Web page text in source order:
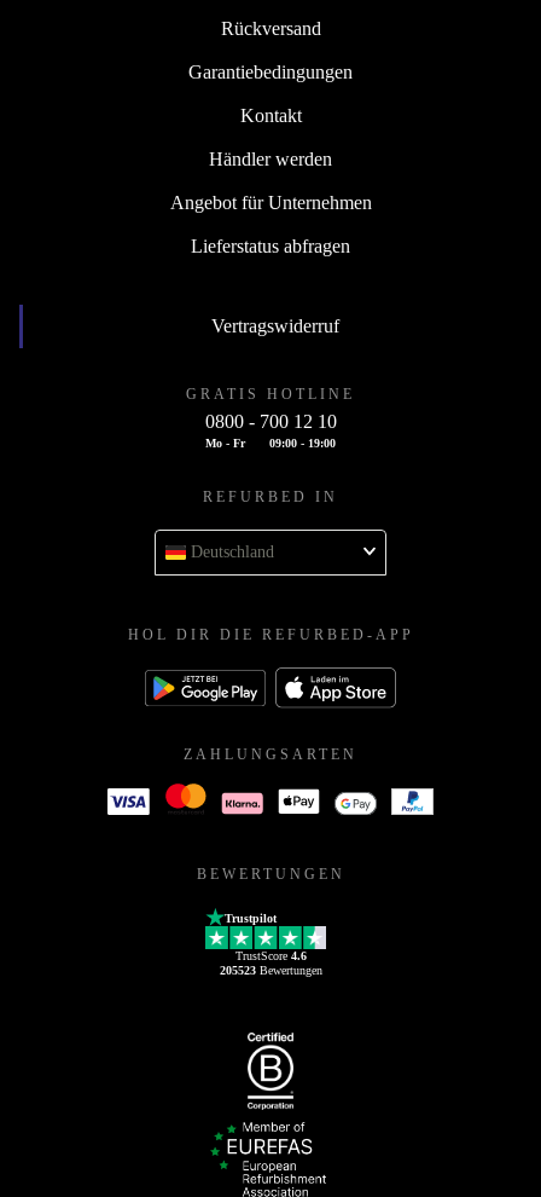
Rückversand
Garantiebedingungen
Kontakt
Händler werden
Angebot für Unternehmen
Lieferstatus abfragen
Vertragswiderruf
GRATIS HOTLINE
0800 - 700 12 10
Mo - Fr 09:00 - 19:00
REFURBED IN
Deutschland
HOL DIR DIE REFURBED-APP
ZAHLUNGSARTEN
BEWERTUNGEN
Trustpilot
TrustScore 4.6
205523Bewertungen